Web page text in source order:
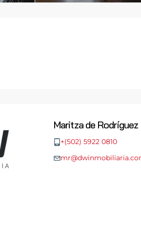
Maritza de Rodríguez
+(502) 5922 0810